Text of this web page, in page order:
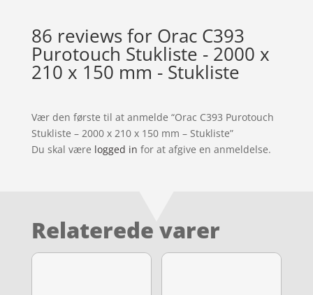
86 reviews for Orac C393
Purotouch Stukliste - 2000 x
210 x 150 mm - Stukliste
Vær den første til at anmelde “Orac C393 Purotouch
Stukliste – 2000 x 210 x 150 mm – Stukliste”
Du skal være logged in for at afgive en anmeldelse.
Relaterede varer